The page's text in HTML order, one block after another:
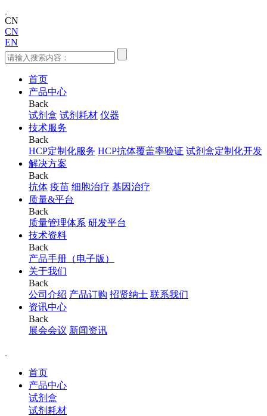
CN
CN
EN
首页
产品中心
Back
试剂盒 试剂耗材 仪器
技术服务
Back
HCP定制化服务 HCP抗体覆盖率验证 试剂盒定制化开发
解决方案
Back
抗体 疫苗 细胞治疗 基因治疗
质量&平台
Back
质量管理体系 研发平台
技术资料
Back
产品手册（电子版）
关于我们
Back
公司介绍 产品订购 招贤纳士 联系我们
资讯中心
Back
展会会议 新闻资讯
首页
产品中心
试剂盒
试剂耗材